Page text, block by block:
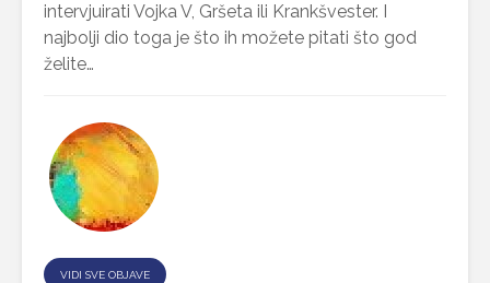
intervjuirati Vojka V, Gršeta ili Krankšvester. I
najbolji dio toga je što ih možete pitati što god
želite…
VIDI SVE OBJAVE